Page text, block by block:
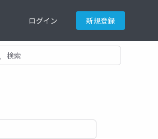
ログイン 新規登録